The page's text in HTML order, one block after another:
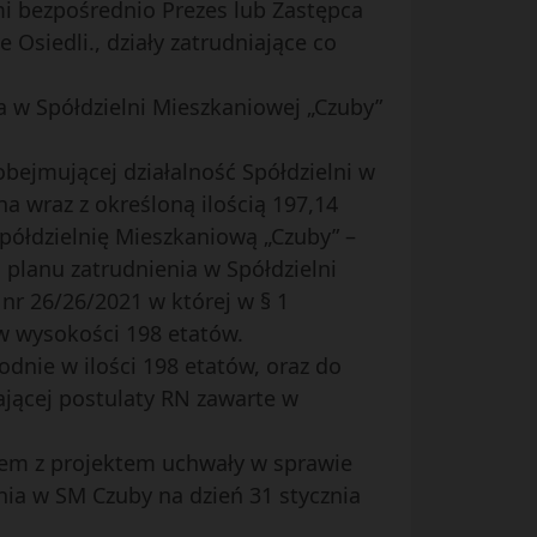
Prezes lub Zastępca
działy zatrudniające co
Spółdzielni Mieszkaniowej „Czuby”
działalność Spółdzielni w
wraz z określoną ilością 197,14
Mieszkaniową „Czuby” –
zatrudnienia w Spółdzielni
26/26/2021 w której w § 1
wysokości 198 etatów.
w ilości 198 etatów, oraz do
postulaty RN zawarte w
z projektem uchwały w sprawie
w SM Czuby na dzień 31 stycznia